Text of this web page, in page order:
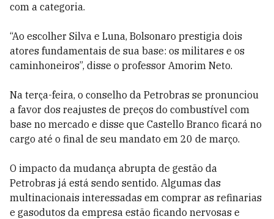
com a categoria.
“Ao escolher Silva e Luna, Bolsonaro prestigia dois
atores fundamentais de sua base: os militares e os
caminhoneiros”, disse o professor Amorim Neto.
Na terça-feira, o conselho da Petrobras se pronunciou
a favor dos reajustes de preços do combustível com
base no mercado e disse que Castello Branco ficará no
cargo até o final de seu mandato em 20 de março.
O impacto da mudança abrupta de gestão da
Petrobras já está sendo sentido. Algumas das
multinacionais interessadas em comprar as refinarias
e gasodutos da empresa estão ficando nervosas e